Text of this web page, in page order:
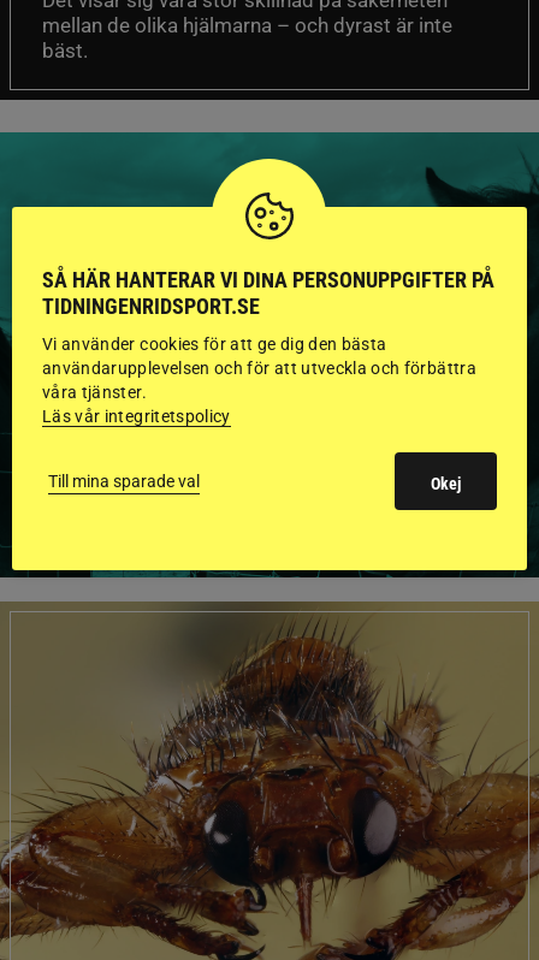
mellan de olika hjälmarna – och dyrast är inte
bäst.
GODKÄNDA HINGSTAR I
FLERA KATEGORIER MED
BILDER OCH FAKTA
SÅ HÄR HANTERAR VI DINA PERSONUPPGIFTER PÅ
TIDNINGENRIDSPORT.SE
Vi använder cookies för att ge dig den bästa
användarupplevelsen och för att utveckla och förbättra
våra tjänster.
Läs vår integritetspolicy
Till mina sparade val Okej